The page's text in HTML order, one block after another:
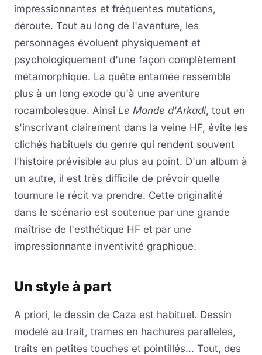
impressionnantes et fréquentes mutations,
déroute. Tout au long de l'aventure, les
personnages évoluent physiquement et
psychologiquement d'une façon complètement
métamorphique. La quête entamée ressemble
plus à un long exode qu'à une aventure
rocambolesque. Ainsi Le Monde d'Arkadi, tout en
s'inscrivant clairement dans la veine HF, évite les
clichés habituels du genre qui rendent souvent
l'histoire prévisible au plus au point. D'un album à
un autre, il est très difficile de prévoir quelle
tournure le récit va prendre. Cette originalité
dans le scénario est soutenue par une grande
maîtrise de l'esthétique HF et par une
impressionnante inventivité graphique.
Un style à part
A priori, le dessin de Caza est habituel. Dessin
modelé au trait, trames en hachures parallèles,
traits en petites touches et pointillés... Tout, des